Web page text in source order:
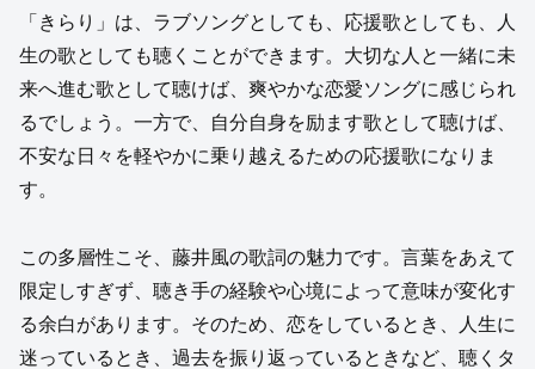
「きらり」は、ラブソングとしても、応援歌としても、人
生の歌としても聴くことができます。大切な人と一緒に未
来へ進む歌として聴けば、爽やかな恋愛ソングに感じられ
るでしょう。一方で、自分自身を励ます歌として聴けば、
不安な日々を軽やかに乗り越えるための応援歌になりま
す。
この多層性こそ、藤井風の歌詞の魅力です。言葉をあえて
限定しすぎず、聴き手の経験や心境によって意味が変化す
る余白があります。そのため、恋をしているとき、人生に
迷っているとき、過去を振り返っているときなど、聴くタ